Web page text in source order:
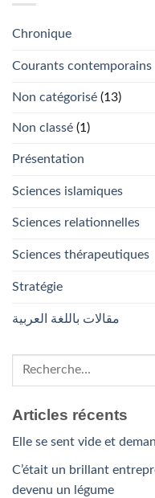
Chronique
Courants contemporains
Non catégorisé (13)
Non classé (1)
Présentation
Sciences islamiques
Sciences relationnelles
Sciences thérapeutiques
Stratégie
مقالات باللغة العربية
Articles récents
Elle se sent vide et
C’était un brillant
devenu un légume